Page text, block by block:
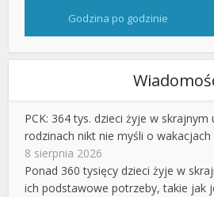
Godzina po godzinie
PCK: 364 tys. dzieci żyje w
rodzinach nikt nie myśli o wakacjach
8 sierpnia 2026
Ponad 360 tysięcy dzieci żyje w
ich podstawowe potrzeby, takie jak